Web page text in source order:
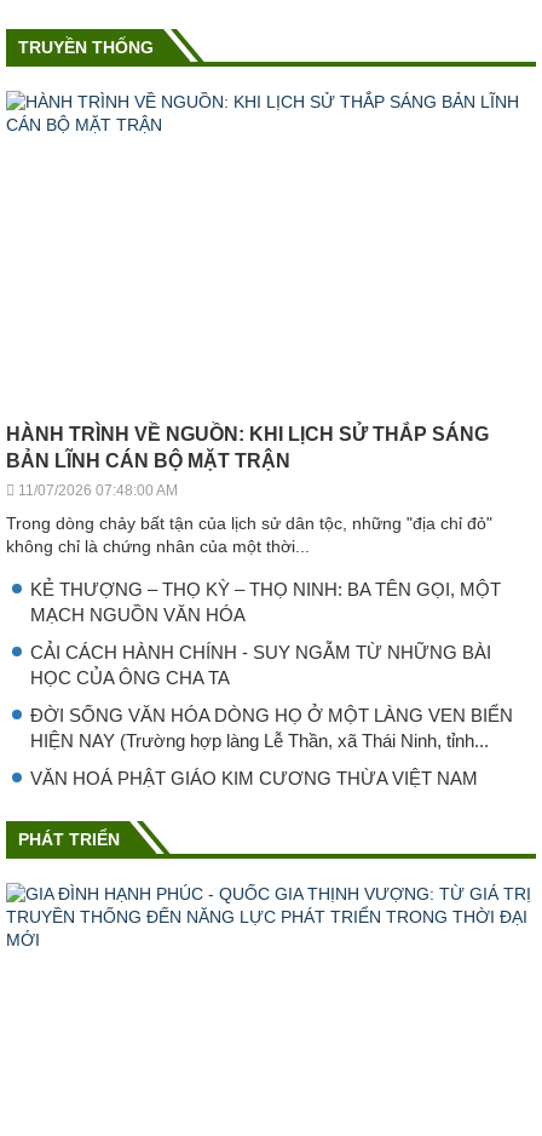
TRUYỀN THỐNG
HÀNH TRÌNH VỀ NGUỒN: KHI LỊCH SỬ THẮP SÁNG
BẢN LĨNH CÁN BỘ MẶT TRẬN
11/07/2026 07:48:00 AM
Trong dòng chảy bất tận của lịch sử dân tộc, những "địa chỉ đỏ"
không chỉ là chứng nhân của một thời...
KẺ THƯỢNG – THỌ KỲ – THỌ NINH: BA TÊN GỌI, MỘT
MẠCH NGUỒN VĂN HÓA
CẢI CÁCH HÀNH CHÍNH - SUY NGẪM TỪ NHỮNG BÀI
HỌC CỦA ÔNG CHA TA
ĐỜI SỐNG VĂN HÓA DÒNG HỌ Ở MỘT LÀNG VEN BIỂN
HIỆN NAY (Trường hợp làng Lễ Thần, xã Thái Ninh, tỉnh...
VĂN HOÁ PHẬT GIÁO KIM CƯƠNG THỪA VIỆT NAM
PHÁT TRIỂN